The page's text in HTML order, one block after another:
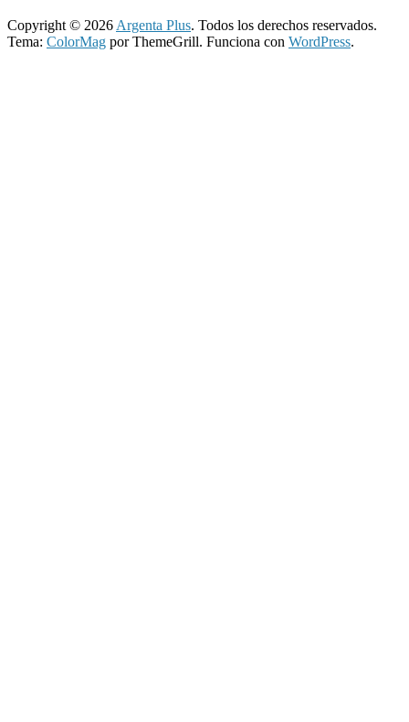
Copyright © 2026 Argenta Plus. Todos los derechos reservados.
Tema: ColorMag por ThemeGrill. Funciona con WordPress.